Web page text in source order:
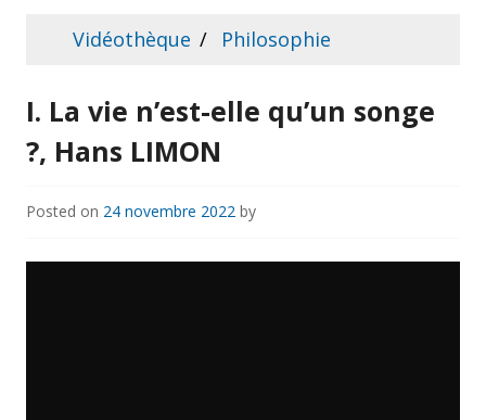
Vidéothèque Philosophie
I. La vie n’est-elle qu’un songe
?, Hans LIMON
Posted on 24 novembre 2022 by